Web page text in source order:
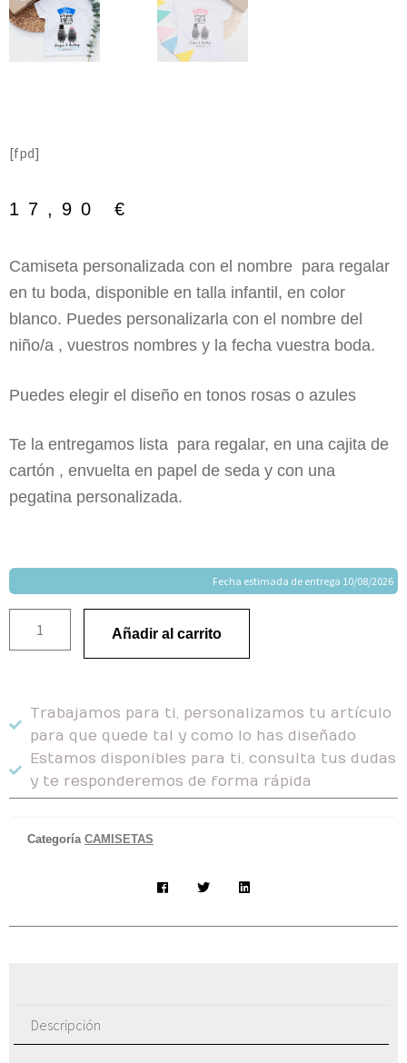
[fpd]
17,90 €
Camiseta personalizada con el nombre para regalar
en tu boda, disponible en talla infantil, en color
blanco. Puedes personalizarla con el nombre del
niño/a , vuestros nombres y la fecha vuestra boda.
Puedes elegir el diseño en tonos rosas o azules
Te la entregamos lista para regalar, en una cajita de
cartón , envuelta en papel de seda y con una
pegatina personalizada.
Fecha estimada de entrega 10/08/2026
Añadir al carrito
Trabajamos para ti, personalizamos tu artículo
para que quede tal y como lo has diseñado
Estamos disponibles para ti, consulta tus dudas
y te responderemos de forma rápida
Categoría CAMISETAS
Descripción